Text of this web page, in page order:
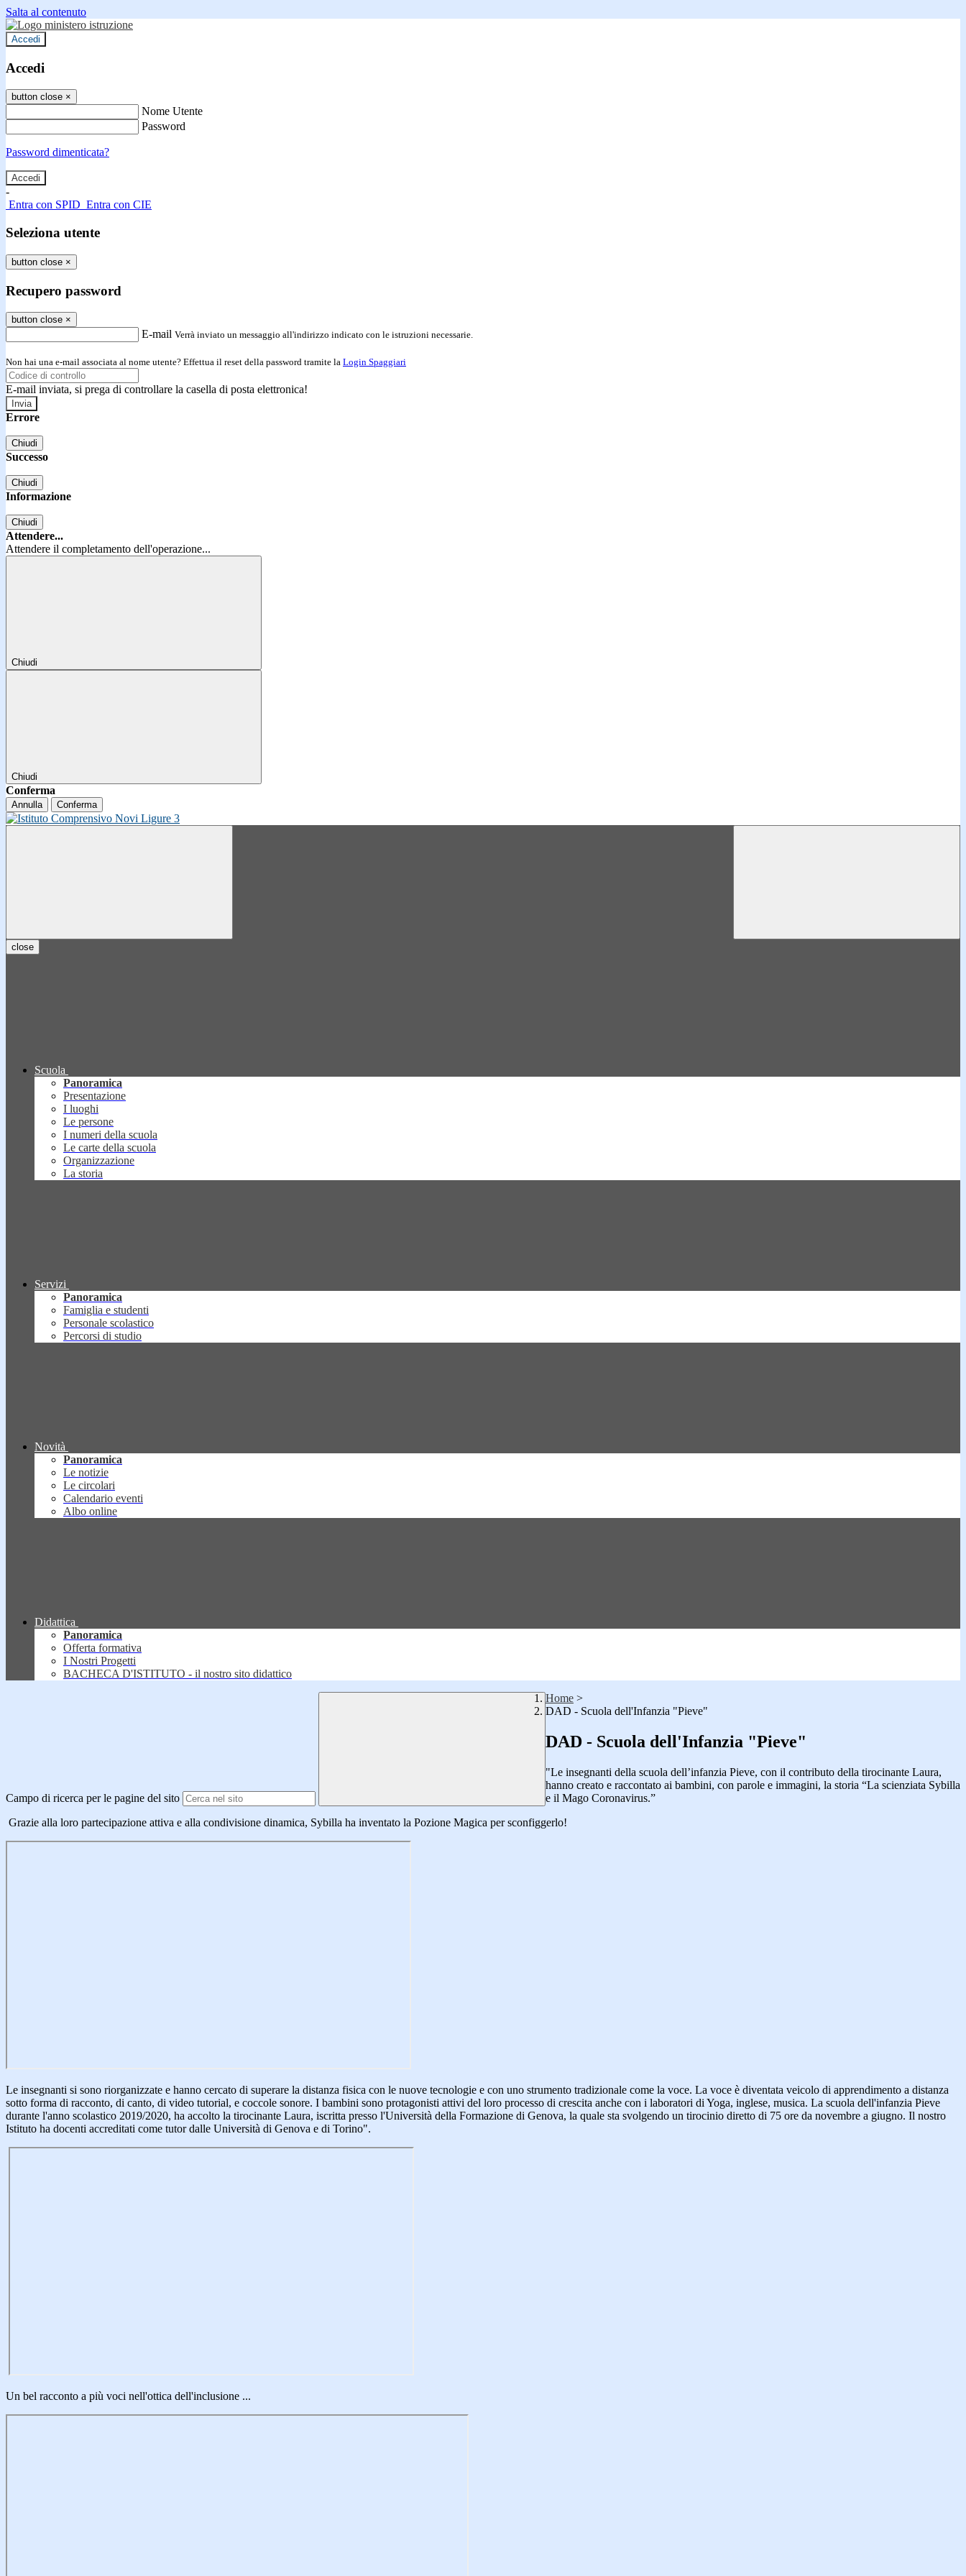
Salta al contenuto
Accedi
Accedi
button close ×
Nome Utente
Password
Password dimenticata?
-
Entra con SPID Entra con CIE
Seleziona utente
button close ×
Recupero password
button close ×
E-mail Verrà inviato un messaggio all'indirizzo indicato con le istruzioni necessarie.
Non hai una e-mail associata al nome utente? Effettua il reset della password tramite la Login Spaggiari
E-mail inviata, si prega di controllare la casella di posta elettronica!
Errore
Chiudi
Successo
Chiudi
Informazione
Chiudi
Attendere...
Attendere il completamento dell'operazione...
Chiudi
Chiudi
Conferma
Annulla Conferma
close
Scuola
Panoramica
Presentazione
I luoghi
Le persone
I numeri della scuola
Le carte della scuola
Organizzazione
La storia
Servizi
Panoramica
Famiglia e studenti
Personale scolastico
Percorsi di studio
Novità
Panoramica
Le notizie
Le circolari
Calendario eventi
Albo online
Didattica
Panoramica
Offerta formativa
I Nostri Progetti
BACHECA D'ISTITUTO - il nostro sito didattico
Campo di ricerca per le pagine del sito
Home >
DAD - Scuola dell'Infanzia "Pieve"
DAD - Scuola dell'Infanzia "Pieve"
"Le insegnanti della scuola dell’infanzia Pieve, con il contributo della tirocinante Laura,
hanno creato e raccontato ai bambini, con parole e immagini, la storia “La scienziata Sybilla
e il Mago Coronavirus.”
Grazie alla loro partecipazione attiva e alla condivisione dinamica, Sybilla ha inventato la Pozione Magica per sconfiggerlo!
Le insegnanti si sono riorganizzate e hanno cercato di superare la distanza fisica con le nuove tecnologie e con uno strumento tradizionale come la voce. La voce è diventata veicolo di apprendimento a distanza
sotto forma di racconto, di canto, di video tutorial, e coccole sonore. I bambini sono protagonisti attivi del loro processo di crescita anche con i laboratori di Yoga, inglese, musica. La scuola dell'infanzia Pieve
durante l'anno scolastico 2019/2020, ha accolto la tirocinante Laura, iscritta presso l'Università della Formazione di Genova, la quale sta svolgendo un tirocinio diretto di 75 ore da novembre a giugno. Il nostro
Istituto ha docenti accreditati come tutor dalle Università di Genova e di Torino".
Un bel racconto a più voci nell'ottica dell'inclusione ...